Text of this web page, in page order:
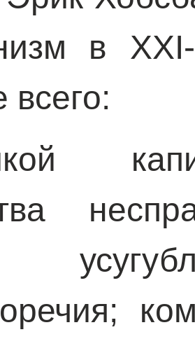
в
всего: